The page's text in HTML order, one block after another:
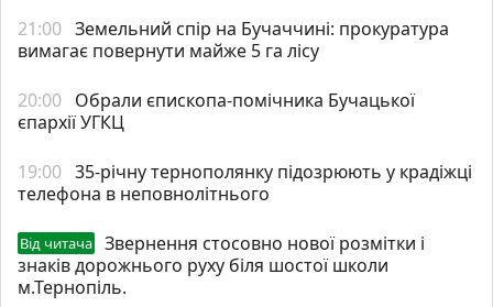
21:00 Земельний спір на Бучаччині: прокуратура
вимагає повернути майже 5 га лісу
20:00 Обрали єпископа-помічника Бучацької
єпархії УГКЦ
19:00 35-річну тернополянку підозрюють у крадіжці
телефона в неповнолітнього
Від читача
Звернення стосовно нової розмітки і
знаків дорожнього руху біля шостої школи
м.Тернопіль.